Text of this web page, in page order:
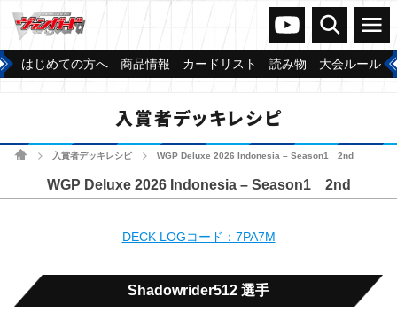
ヴァンガードch
検索 メニュー
はじめての方へ 商品情報 カードリスト 読み物 大会ルール
入賞者デッキレシピ
ホーム 入賞者デッキレシピ WGP Deluxe 2026 Indonesia – Season1 2nd
WGP Deluxe 2026 Indonesia – Season1 2nd
DECK LOGコード：7PA7M
Shadowrider512 選手